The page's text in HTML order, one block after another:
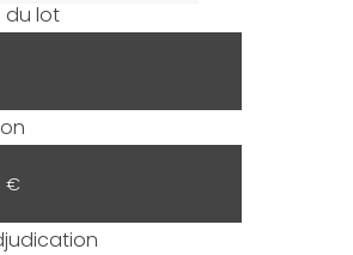
du lot
€